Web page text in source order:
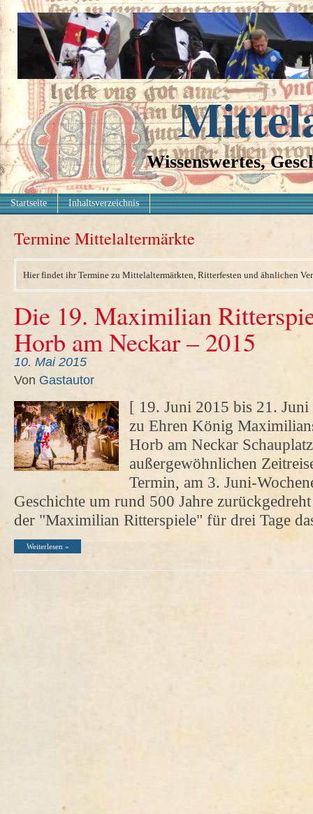
Wissenswertes,
Startseite Inhaltsverzeichnis
Termine Mittelaltermärkte
Hier findet ihr Termine zu Mittelaltermärkten, Ritterfesten und ähnlichen
Die 19. Maximilian
Horb am Neckar – 2015
10. Mai 2015
Von Gastautor
[ 19. Juni 2015 bis 21.
zu Ehren König
Horb am Neckar
außergewöhnlichen
Termin, am 3. Juni-
Geschichte um rund 500 Jahre
der "Maximilian Ritterspiele" für drei Tage
Weiterlesen »